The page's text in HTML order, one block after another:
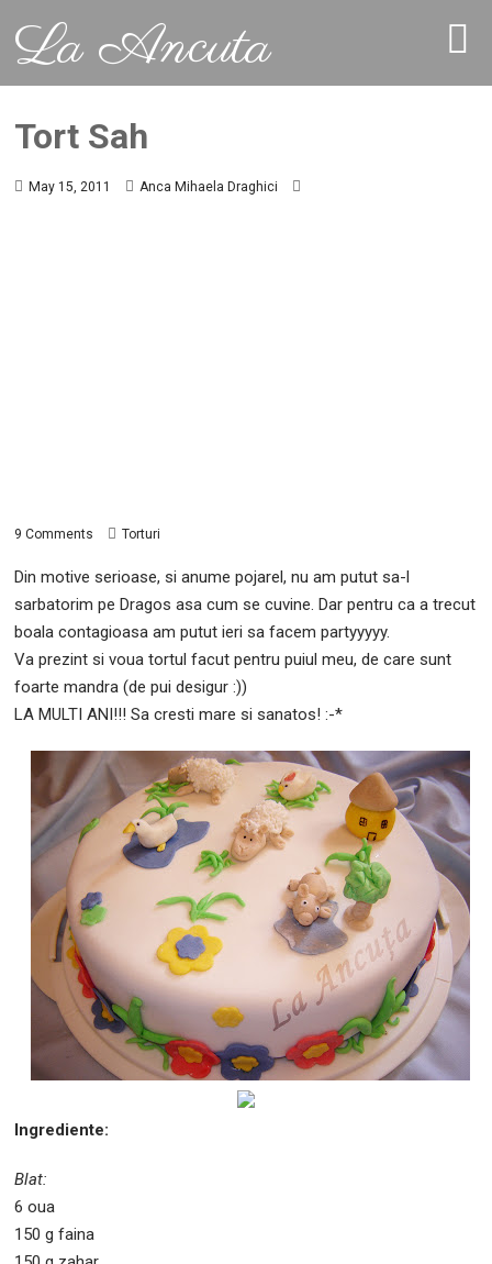
La Ancuta
Tort Sah
May 15, 2011 Anca Mihaela Draghici
9 Comments Torturi
Din motive serioase, si anume pojarel, nu am putut sa-l
sarbatorim pe Dragos asa cum se cuvine. Dar pentru ca a trecut
boala contagioasa am putut ieri sa facem partyyyyy.
Va prezint si voua tortul facut pentru puiul meu, de care sunt
foarte mandra (de pui desigur :))
LA MULTI ANI!!! Sa cresti mare si sanatos! :-*
Ingrediente:
Blat:
6 oua
150 g faina